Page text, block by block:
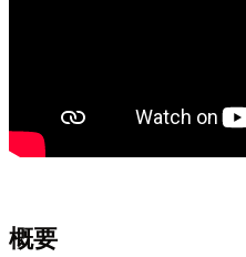
概要